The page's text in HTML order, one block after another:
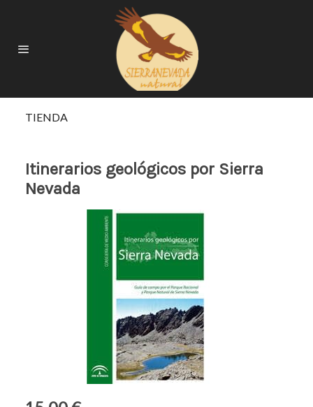
TIENDA
Itinerarios geológicos por Sierra
Nevada